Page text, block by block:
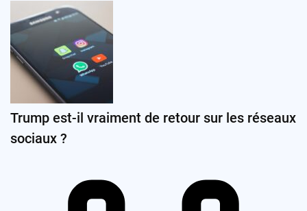
Trump est-il vraiment de retour sur les réseaux
sociaux ?